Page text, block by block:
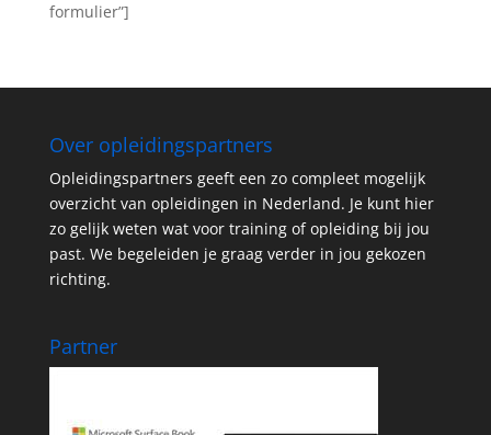
formulier”]
Over opleidingspartners
Opleidingspartners geeft een zo compleet mogelijk
overzicht van opleidingen in Nederland. Je kunt hier
zo gelijk weten wat voor training of opleiding bij jou
past. We begeleiden je graag verder in jou gekozen
richting.
Partner